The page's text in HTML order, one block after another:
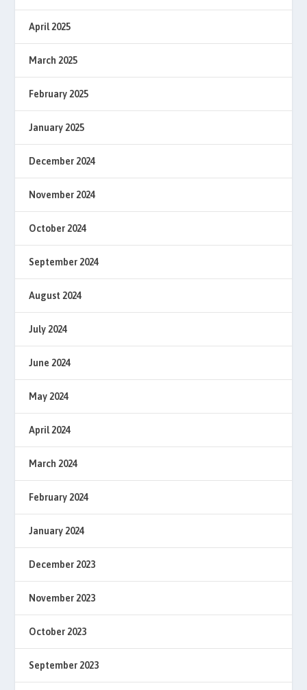
April 2025
March 2025
February 2025
January 2025
December 2024
November 2024
October 2024
September 2024
August 2024
July 2024
June 2024
May 2024
April 2024
March 2024
February 2024
January 2024
December 2023
November 2023
October 2023
September 2023